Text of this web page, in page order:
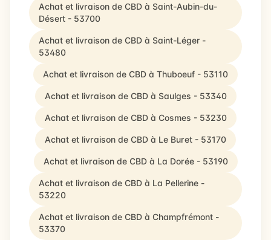
Achat et livraison de CBD à Saint-Aubin-du-
Désert - 53700
Achat et livraison de CBD à Saint-Léger -
53480
Achat et livraison de CBD à Thuboeuf - 53110
Achat et livraison de CBD à Saulges - 53340
Achat et livraison de CBD à Cosmes - 53230
Achat et livraison de CBD à Le Buret - 53170
Achat et livraison de CBD à La Dorée - 53190
Achat et livraison de CBD à La Pellerine -
53220
Achat et livraison de CBD à Champfrémont -
53370